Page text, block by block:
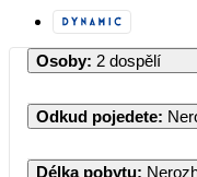
Osoby: 2 dospělí
Odkud pojedete:
Délka pobytu: